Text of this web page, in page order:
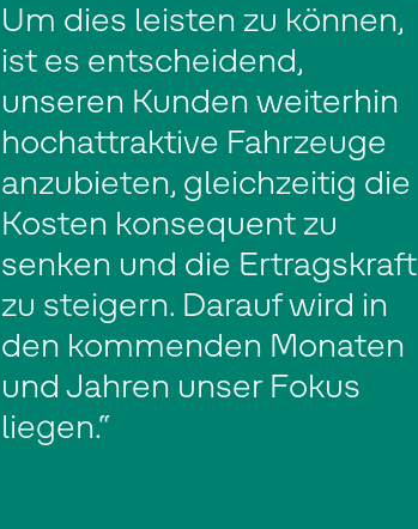
Um dies leisten zu können,
ist es entscheidend,
unseren Kunden weiterhin
hochattraktive Fahrzeuge
anzubieten, gleichzeitig die
Kosten konsequent zu
senken und die Ertragskraft
zu steigern. Darauf wird in
den kommenden Monaten
und Jahren unser Fokus
liegen.“